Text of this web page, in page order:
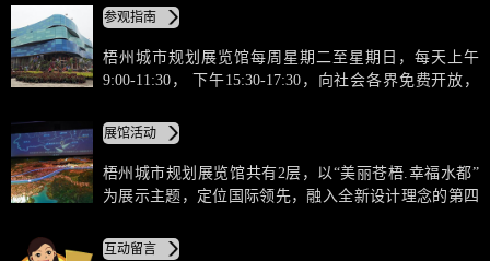
区域。对于开展招商引资，带动产业发展，将起到积极
推动作用。历史性、时代性与文化高度统一，及高科
技、智能化、生态化于一体。
参观指南
梧州城市规划展览馆每周星期二至星期日，每天上午
9:00-11:30， 下午15:30-17:30，向社会各界免费开放，
用和播放(除需修缮的设备外)。
展馆活动
梧州城市规划展览馆共有2层，以“美丽苍梧.幸福水都”
为展示主题，定位国际领先，融入全新设计理念的第四
科技；主题鲜明突出，布局设计合理，空间动静相宜，
互动留言